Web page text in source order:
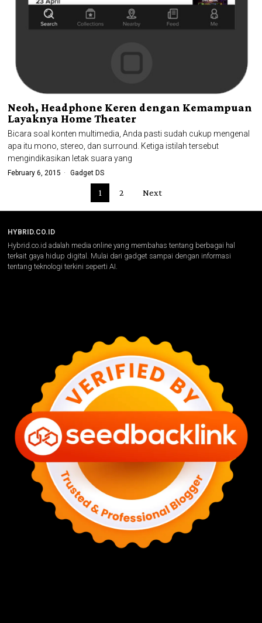
Neoh, Headphone Keren dengan Kemampuan
Layaknya Home Theater
Bicara soal konten multimedia, Anda pasti sudah cukup mengenal
apa itu mono, stereo, dan surround. Ketiga istilah tersebut
mengindikasikan letak suara yang
February 6, 2015 Gadget DS
1 2 Next
HYBRID.CO.ID
Hybrid.co.id adalah media online yang membahas tentang berbagai hal
terkait gaya hidup digital. Mulai dari gadget sampai dengan informasi
tentang teknologi terkini seperti AI.